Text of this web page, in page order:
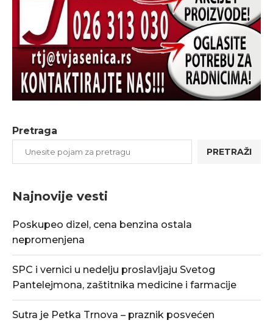
Pretraga
PRETRAŽI
Najnovije vesti
Poskupeo dizel, cena benzina ostala
nepromenjena
SPC i vernici u nedelju proslavljaju Svetog
Pantelejmona, zaštitnika medicine i farmacije
Sutra je Petka Trnova – praznik posvećen